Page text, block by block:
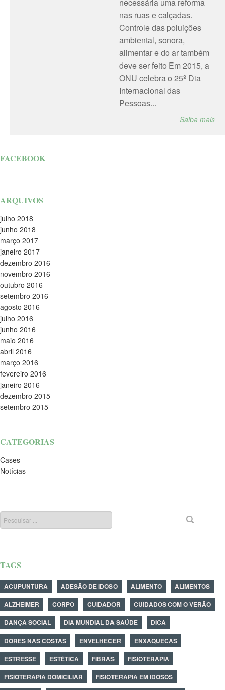
nas ruas e calçadas.
Controle das poluições
ambiental, sonora,
alimentar e do ar também
deve ser feito Em 2015, a
ONU celebra o 25º Dia
Internacional das
Pessoas...
Saiba mais
FACEBOOK
ARQUIVOS
julho 2018
junho 2018
março 2017
janeiro 2017
dezembro 2016
novembro 2016
outubro 2016
setembro 2016
agosto 2016
julho 2016
junho 2016
maio 2016
abril 2016
março 2016
fevereiro 2016
janeiro 2016
dezembro 2015
setembro 2015
CATEGORIAS
Cases
Notícias
TAGS
ACUPUNTURA ADESÃO DE IDOSO ALIMENTO
ALIMENTOS
ALZHEIMER
CORPO CUIDADOR
CUIDADOS COM O VERÃO
DANÇA SOCIAL
DIA MUNDIAL DA SAÚDE
DICA
DORES NAS COSTAS
ENVELHECER
ENXAQUECAS
ESTRESSE
ESTÉTICA FIBRAS
FISIOTERAPIA
FISIOTERAPIA DOMICILIAR
FISIOTERAPIA EM IDOSOS